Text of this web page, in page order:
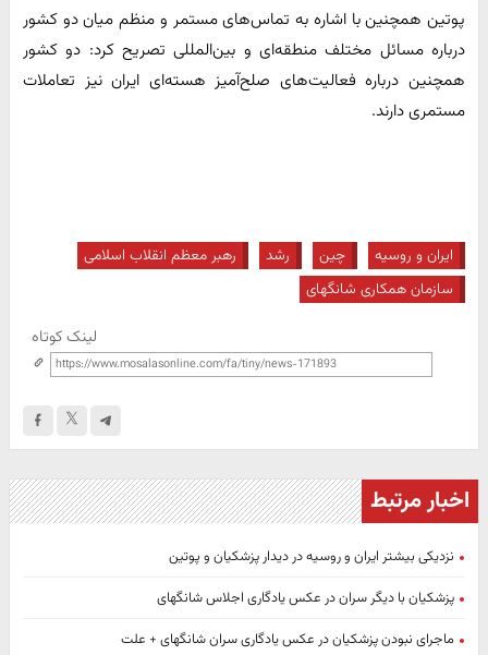
پوتین همچنین با اشاره به تماس‌های مستمر و منظم میان دو کشور
درباره مسائل مختلف منطقه‌ای و بین‌المللی تصریح کرد: دو کشور
همچنین درباره فعالیت‌های صلح‌آمیز هسته‌ای ایران نیز تعاملات
مستمری دارند.
ایران و روسیه چین رشد
رهبر معظم انقلاب اسلامی
سازمان همکاری شانگهای
لینک کوتاه
اخبار مرتبط
نزدیکی بیشتر ایران و روسیه در دیدار پزشکیان و پوتین
پزشکیان با دیگر سران در عکس یادگاری اجلاس شانگهای
ماجرای نبودن پزشکیان در عکس یادگاری سران شانگهای + علت